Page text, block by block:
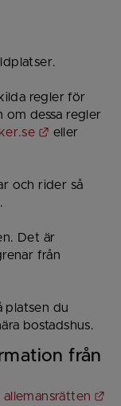
regler för
om dessa regler
Länk till
och rider så
Det är
från
platsen du
bostadshus.
från